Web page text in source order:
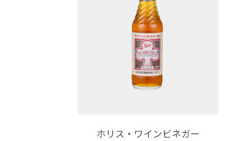
ホリス・ワインビネガー